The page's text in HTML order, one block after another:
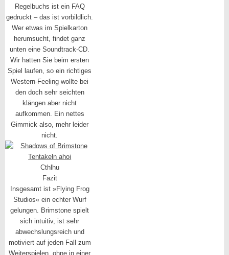
Regelbuchs ist ein FAQ
gedruckt – das ist vorbildlich.
Wer etwas im Spielkarton
herumsucht, findet ganz
unten eine Soundtrack-CD.
Wir hatten Sie beim ersten
Spiel laufen, so ein richtiges
Western-Feeling wollte bei
den doch sehr seichten
klängen aber nicht
aufkommen. Ein nettes
Gimmick also, mehr leider
nicht.
Cthlhu
Fazit
Insgesamt ist »Flying Frog
Studios« ein echter Wurf
gelungen. Brimstone spielt
sich intuitiv, ist sehr
abwechslungsreich und
motiviert auf jeden Fall zum
Weiterspielen, ohne in einer